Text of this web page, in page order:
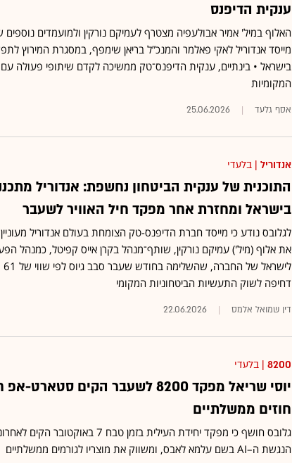
ענקית הדיפנס
האלוף במיל' אמיר אבולעפיה מצטרף לעמיקם נורקין ולמועמדים
מייסד אנדוריל לאקי פאלמר והמנכ”ל בריאן שימפף, במסגרת המירוץ
בישראל • בינתיים, ענקית הדיפנס־טק ממשיכה לקדם שיתופי פעולה
המקומיות
אסף גלעד 25.06.2026
אנדוריל | בלעדי
התוכנית של ענקית הביטחון נחשפת: אנדוריל
בישראל ומחזרת אחר מפקד חיל האוויר לשעבר
לגלובס נודע כי מייסד חברת הדיפנס-טק הצומחת בעולם אנדוריל
את אלוף (מיל') עמיקם נורקין, שותף־מנהל בקרן אייס קפיטל, כמנהל
דחיפה לשוק התעשיות הביטחוניות המקומי
דין שמואל אלמס 22.06.2026
8200 | בלעדי
יוסי שריאל מפקד 8200 לשעבר הקים
חוזים ממשלתיים
גלובס חושף כי מפקד יחידת העילית בזמן
הנגשת ה–AI בשם עלמא לאבס, ומשווק את מוצריו לגורמים ממשלתיים